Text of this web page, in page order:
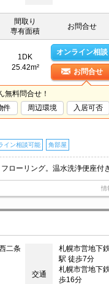
間取り
専有面積
お問合せ
1DK
25.42m²
オンライン相談
お問合せ
無料問合せ！
件 周辺環境 入居可否
イン相談可能 角部屋
情
二条
交通
札幌市営地下
駅 徒歩7分
札幌市営地下
歩16分